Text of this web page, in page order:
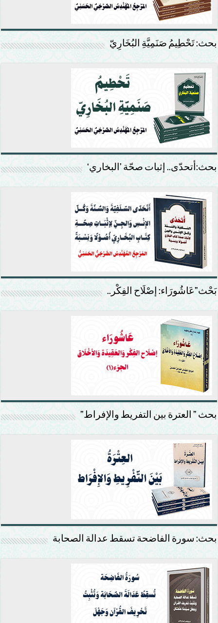
بحث: تَحْطِيمُ صَنَمِيَّةِ البُخَارِيّ
بحث:أتحدّى.. إثبات صحّة ’البخاري‘
بَحْث”عَاشُورَاء: إصْلَاح الفِكْر..
بحث ” العترة بين التفريط والإفراط”
بحث: سورة الفاضحة تسقط عدالة الصحابة